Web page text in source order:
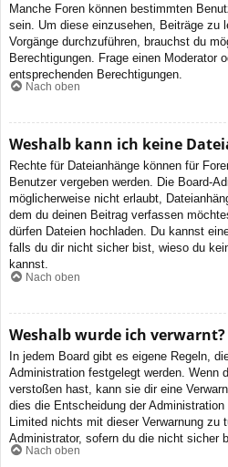
Manche Foren können bestimmten
sein. Um diese einzusehen, Beiträge zu
Vorgänge durchzuführen, brauchst du
Berechtigungen. Frage einen Moderator
entsprechenden Berechtigungen.
Nach oben
Weshalb kann ich keine
Rechte für Dateianhänge können für
Benutzer vergeben werden. Die Board-
möglicherweise nicht erlaubt,
dem du deinen Beitrag verfassen
dürfen Dateien hochladen. Du kannst
falls du dir nicht sicher bist, wieso du
kannst.
Nach oben
Weshalb wurde ich verwarnt?
In jedem Board gibt es eigene Regeln,
Administration festgelegt werden. Wenn
verstoßen hast, kann sie dir eine
dies die Entscheidung der
Limited nichts mit dieser Verwarnung zu
Administrator, sofern du die nicht sicher
Nach oben